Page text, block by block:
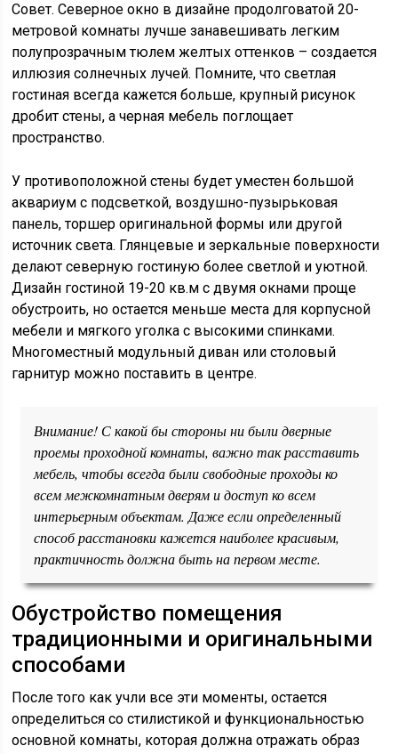
Совет. Северное окно в дизайне продолговатой 20-
метровой комнаты лучше занавешивать легким
полупрозрачным тюлем желтых оттенков – создается
иллюзия солнечных лучей. Помните, что светлая
гостиная всегда кажется больше, крупный рисунок
дробит стены, а черная мебель поглощает
пространство.
У противоположной стены будет уместен большой
аквариум с подсветкой, воздушно-пузырьковая
панель, торшер оригинальной формы или другой
источник света. Глянцевые и зеркальные поверхности
делают северную гостиную более светлой и уютной.
Дизайн гостиной 19-20 кв.м с двумя окнами проще
обустроить, но остается меньше места для корпусной
мебели и мягкого уголка с высокими спинками.
Многоместный модульный диван или столовый
гарнитур можно поставить в центре.
Внимание! С какой бы стороны ни были дверные
проемы проходной комнаты, важно так расставить
мебель, чтобы всегда были свободные проходы ко
всем межкомнатным дверям и доступ ко всем
интерьерным объектам. Даже если определенный
способ расстановки кажется наиболее красивым,
практичность должна быть на первом месте.
Обустройство помещения
традиционными и оригинальными
способами
После того как учли все эти моменты, остается
определиться со стилистикой и функциональностью
основной комнаты, которая должна отражать образ